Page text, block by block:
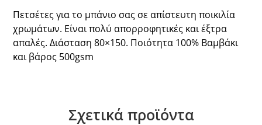
Πετσέτες για το μπάνιο σας σε απίστευτη ποικιλία
χρωμάτων. Είναι πολύ απορροφητικές και έξτρα
απαλές. Διάσταση 80×150. Ποιότητα 100% Βαμβάκι
και βάρος 500gsm
Σχετικά προϊόντα